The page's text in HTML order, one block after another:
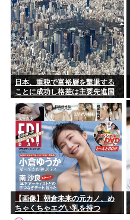
日本、重税で富裕層を撃退する
ことに成功し格差は主要先進国
【画像】朝倉未来の元カノ、め
ちゃくちゃエグい乳を持つ